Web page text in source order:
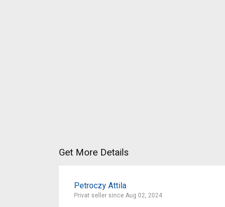
Get More Details
Petroczy Attila
Privat seller since Aug 02, 2024